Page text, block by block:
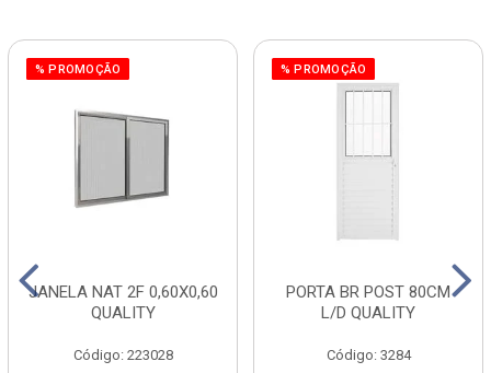
% PROMOÇÃO
JANELA NAT 2F 0,60X0,60
QUALITY
Código: 223028
% PROMOÇÃO
PORTA BR POST 80CM
L/D QUALITY
Código: 3284